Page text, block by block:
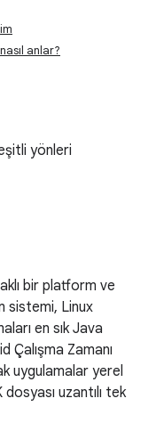
anlar?
yönleri
bir platform ve
sistemi, Linux
en sık Java
Çalışma Zamanı
uygulamalar yerel
uzantılı tek